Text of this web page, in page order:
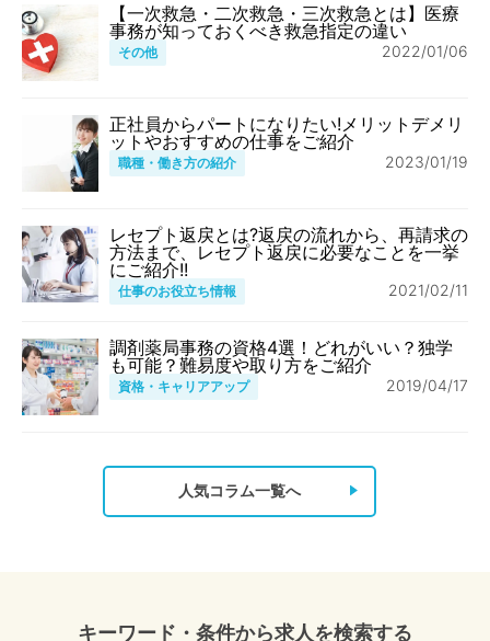
【一次救急・二次救急・三次救急とは】医療
事務が知っておくべき救急指定の違い
その他 2022/01/06
正社員からパートになりたい!メリットデメリ
ットやおすすめの仕事をご紹介
職種・働き方の紹介 2023/01/19
レセプト返戻とは?返戻の流れから、再請求の
方法まで、レセプト返戻に必要なことを一挙
にご紹介!!
仕事のお役立ち情報 2021/02/11
調剤薬局事務の資格4選！どれがいい？独学
も可能？難易度や取り方をご紹介
資格・キャリアアップ 2019/04/17
人気コラム一覧へ
キーワード・条件から求人を検索する